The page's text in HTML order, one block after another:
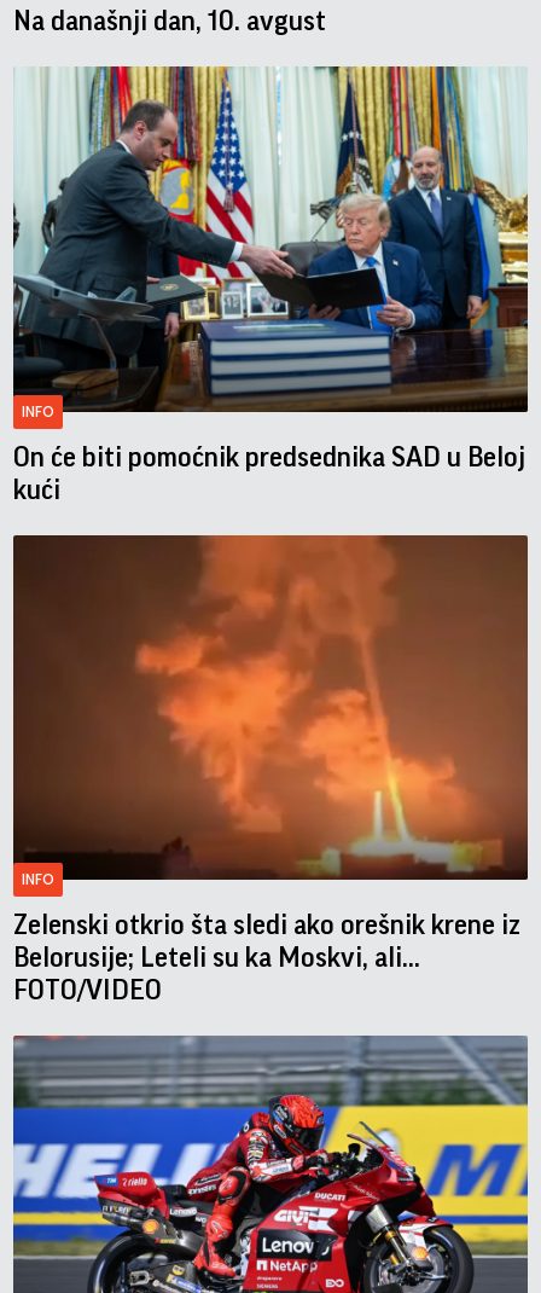
Na današnji dan, 10. avgust
INFO
On će biti pomoćnik predsednika SAD u Beloj
kući
INFO
Zelenski otkrio šta sledi ako orešnik krene iz
Belorusije; Leteli su ka Moskvi, ali...
FOTO/VIDEO